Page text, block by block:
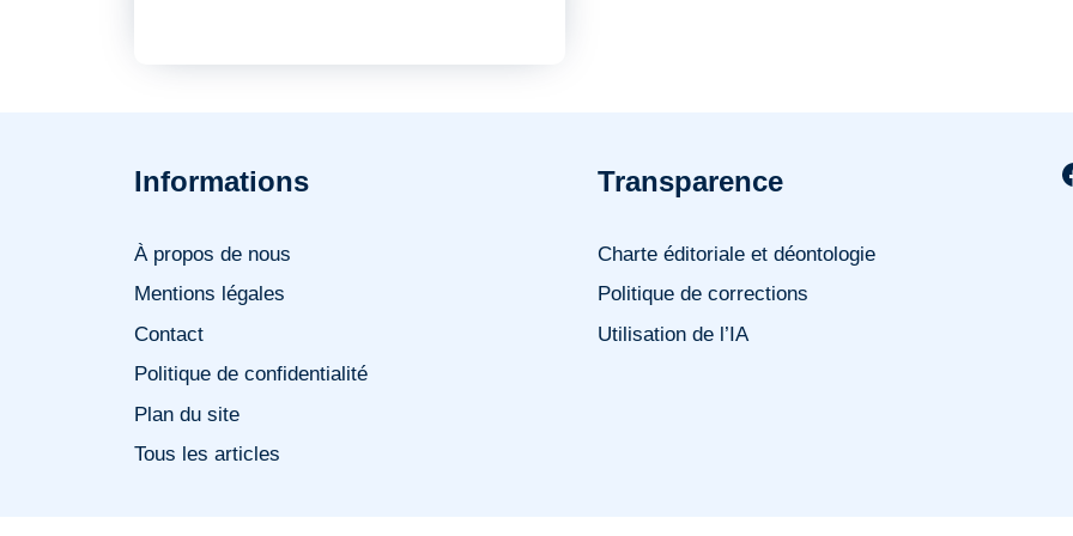
Informations
À propos de nous
Mentions légales
Contact
Politique de confidentialité
Plan du site
Tous les articles
Transparence
Charte éditoriale et déontologie
Politique de corrections
Utilisation de l’IA